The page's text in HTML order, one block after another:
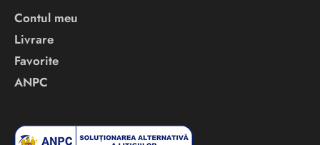
Contul meu
Livrare
Favorite
ANPC